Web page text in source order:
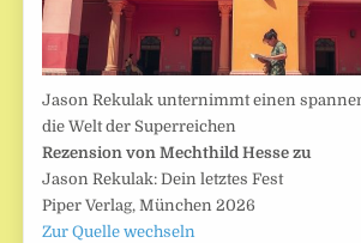
Jason Rekulak unternimmt einen
die Welt der Superreichen
Rezension von Mechthild Hesse zu
Jason Rekulak: Dein letztes Fest
Piper Verlag, München 2026
Zur Quelle wechseln